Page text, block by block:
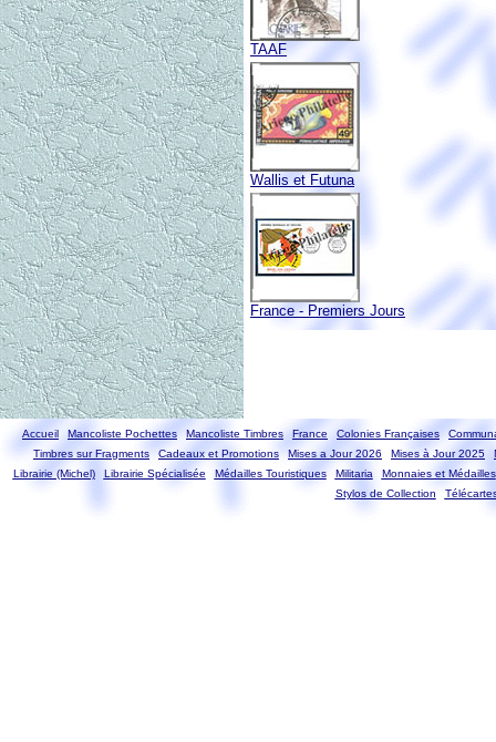
TAAF
Wallis et Futuna
France - Premiers Jours
Accueil Mancoliste Pochettes Mancoliste Timbres France Colonies Françaises
Timbres sur Fragments
Cadeaux et Promotions Mises a Jour 2026 Mises à Jour 2025
Librairie (Michel)
Librairie Spécialisée Médailles Touristiques Militaria
Monnaies et Médailles
Stylos de Collection